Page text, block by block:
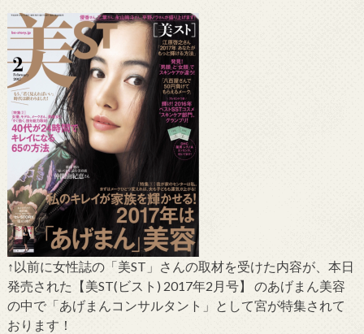
↑以前に女性誌の「美ST」さんの取材を受けた内容が、本日
発売された【美ST(ビスト) 2017年2月号】 のあげまん美容
の中で「あげまんコンサルタント」として宮が特集されて
おります！